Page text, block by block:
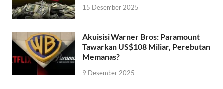
15 Desember 2025
Akuisisi Warner Bros: Paramount
Tawarkan US$108 Miliar, Perebutan
Memanas?
9 Desember 2025